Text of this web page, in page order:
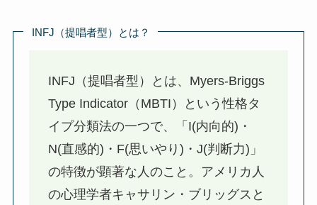
INFJ（提唱者型）とは？
INFJ（提唱者型）とは、Myers-Briggs
Type Indicator（MBTI）という性格タ
イプ分類法の一つで、「I(内向的)・
N(直感的)・F(思いやり)・J(判断力)」
の特徴が顕著な人のこと。アメリカ人
の心理学者キャサリン・ブリッグスと